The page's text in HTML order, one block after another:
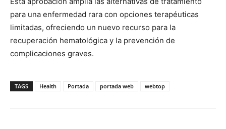
para una enfermedad rara con opciones terapéuticas
limitadas, ofreciendo un nuevo recurso para la
recuperación hematológica y la prevención de
complicaciones graves.
TAGS Health Portada portada web webtop